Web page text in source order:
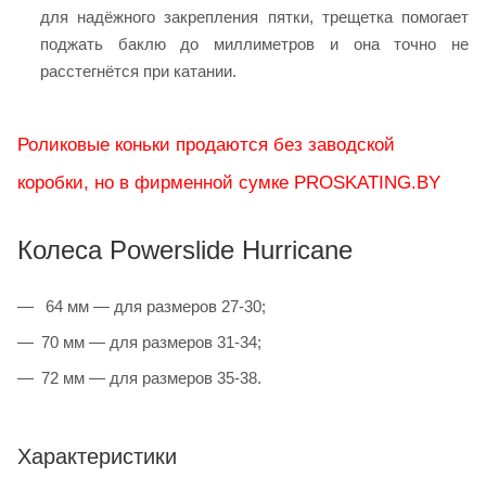
для надёжного закрепления пятки, трещетка помогает
поджать баклю до миллиметров и она точно не
расстегнётся при катании.
Роликовые коньки продаются без заводской
коробки, но в фирменной сумке PROSKATING.BY
Колеса Powerslide Hurricane
64 мм — для размеров 27-30;
70 мм — для размеров 31-34;
72 мм — для размеров 35-38.
Характеристики